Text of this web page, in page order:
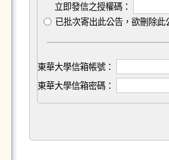
立即發信之授權碼：
已批次寄出此公告，欲刪除
東華大學信箱帳號：
東華大學信箱密碼：